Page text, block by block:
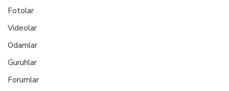
Fotolar
Videolar
Odamlar
Guruhlar
Forumlar